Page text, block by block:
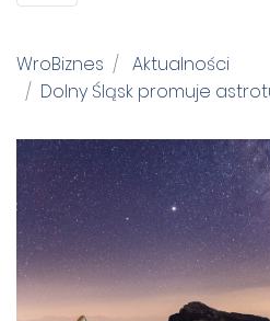
WroBiznes
Aktualności
Dolny Śląsk promuje